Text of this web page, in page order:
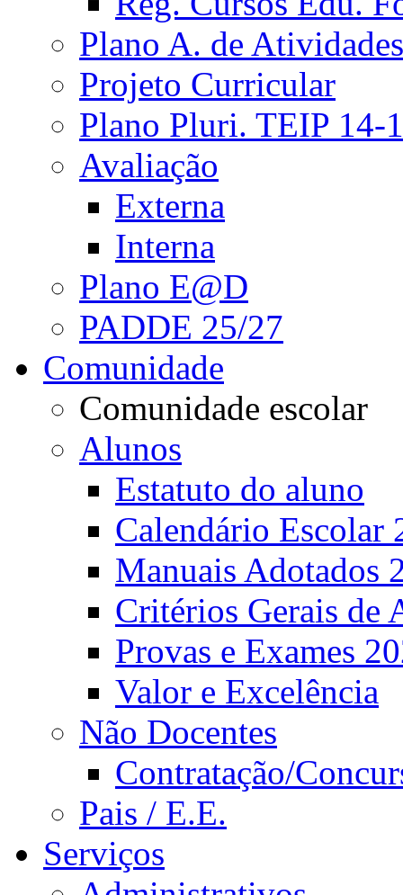
Plano A. de Atividades
Projeto Curricular
Plano Pluri. TEIP 14-
Avaliação
Externa
Interna
Plano E@D
PADDE 25/27
Comunidade
Comunidade escolar
Alunos
Estatuto do aluno
Calendário Escolar
Manuais Adotados
Critérios Gerais de
Provas e Exames
Valor e Excelência
Não Docentes
Contratação/
Pais / E.E.
Serviços